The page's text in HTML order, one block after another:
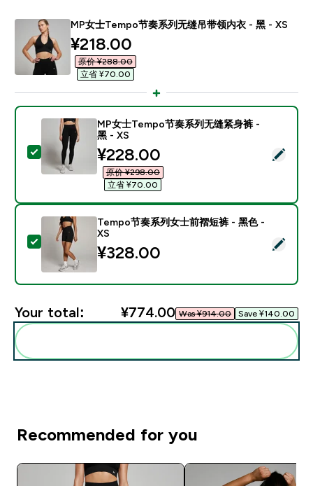
MP女士Tempo节奏系列无缝吊带领内衣 - 黑 - XS
discounted price
¥218.00‎
原价 ¥288.00‎
立省 ¥70.00‎
Select this product - MP女士Tempo节奏系列无缝紧
MP女士Tempo节奏系列无缝紧身裤 -
黑 - XS
discounted price
¥228.00‎
原价 ¥298.00‎
立省 ¥70.00‎
Select this product - Tempo节奏系列女士前褶短裤 -
Tempo节奏系列女士前褶短裤 - 黑色 -
XS
¥328.00‎
Your total: ¥774.00‎ Was ¥914.00‎ Save ¥140.00‎
Recommended for you